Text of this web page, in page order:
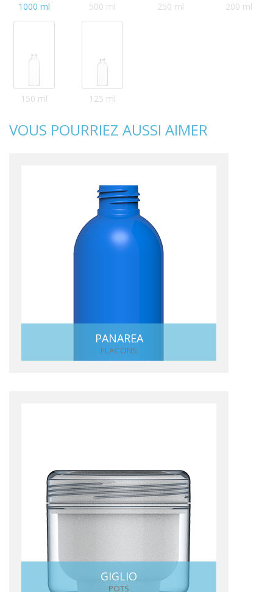
1000 ml 500 ml 250 ml 200 ml
150 ml 125 ml
VOUS POURRIEZ AUSSI AIMER
PANAREA
FLACONS
GIGLIO
POTS